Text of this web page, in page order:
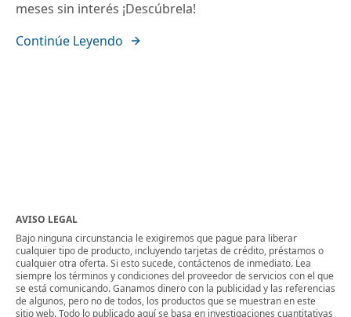
meses sin interés ¡Descúbrela!
Continúe Leyendo
AVISO LEGAL
Bajo ninguna circunstancia le exigiremos que pague para liberar
cualquier tipo de producto, incluyendo tarjetas de crédito, préstamos o
cualquier otra oferta. Si esto sucede, contáctenos de inmediato. Lea
siempre los términos y condiciones del proveedor de servicios con el que
se está comunicando. Ganamos dinero con la publicidad y las referencias
de algunos, pero no de todos, los productos que se muestran en este
sitio web. Todo lo publicado aquí se basa en investigaciones cuantitativas